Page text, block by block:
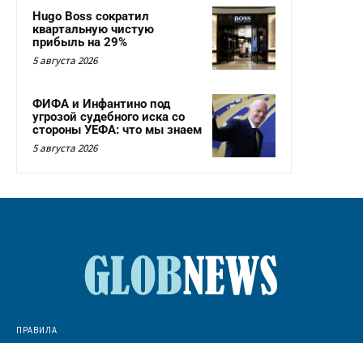
Hugo Boss сократил
квартальную чистую
прибыль на 29%
5 августа 2026
ФИФА и Инфантино под
угрозой судебного иска со
стороны УЕФА: что мы знаем
5 августа 2026
ПРАВИЛА